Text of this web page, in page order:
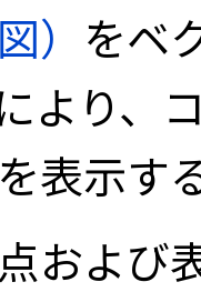
） をベ
より、
表示す
および